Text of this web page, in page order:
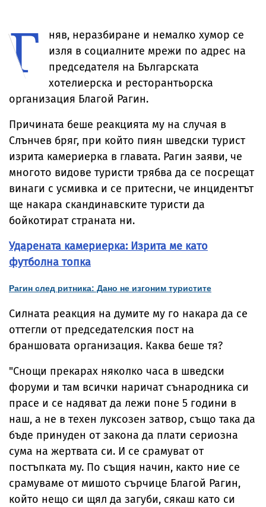
Г
няв, неразбиране и немалко хумор се
изля в социалните мрежи по адрес на
председателя на Българската
хотелиерска и ресторантьорска
организация Благой Рагин.
Причината беше реакцията му на случая в
Слънчев бряг, при който пиян шведски турист
изрита камериерка в главата. Рагин заяви, че
многото видове туристи трябва да се посрещат
винаги с усмивка и се притесни, че инцидентът
ще накара скандинавските туристи да
бойкотират страната ни.
Ударената камериерка: Изрита ме като
футболна топка
Рагин след ритника: Дано не изгоним туристите
Силната реакция на думите му го накара да се
оттегли от председателския пост на
браншовата организация. Каква беше тя?
"Снощи прекарах няколко часа в шведски
форуми и там всички наричат сънародника си
прасе и се надяват да лежи поне 5 години в
наш, а не в техен луксозен затвор, също така да
бъде принуден от закона да плати сериозна
сума на жертвата си. И се срамуват от
постъпката му. По същия начин, както ние се
срамуваме от мишото сърчице Благой Рагин,
който нещо си щял да загуби, сякаш като си